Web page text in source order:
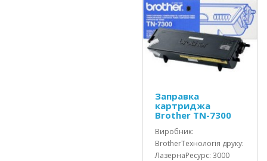
Заправка
картриджа
Brother TN-7300
Виробник:
BrotherТехнологія друку:
ЛазернаРесурс: 3000